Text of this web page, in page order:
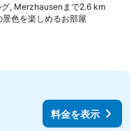
グ, Merzhausenまで2.6 km
景色を楽しめるお部屋料金を表
料金を表示